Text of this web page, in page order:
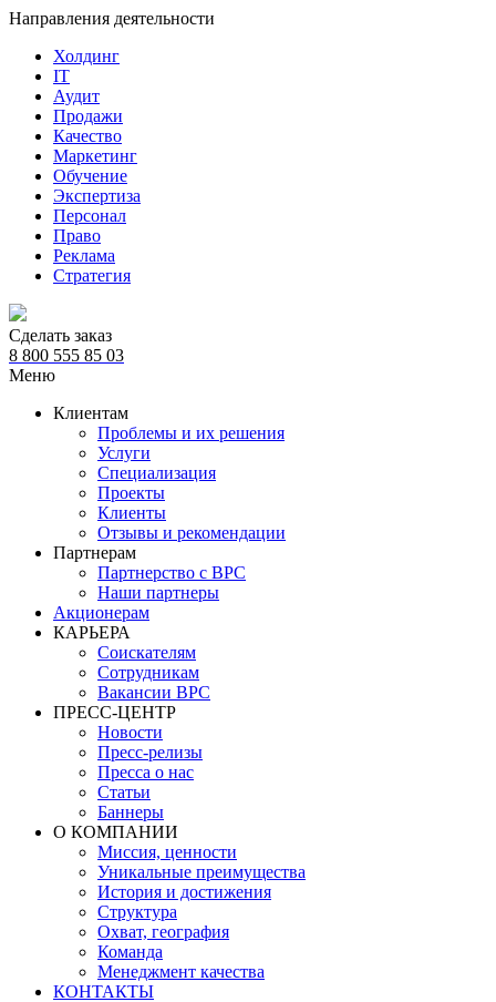
Направления деятельности
Холдинг
IT
Аудит
Продажи
Качество
Маркетинг
Обучение
Экспертиза
Персонал
Право
Реклама
Стратегия
Сделать заказ
8 800 555 85 03
Меню
Клиентам
Проблемы и их решения
Услуги
Специализация
Проекты
Клиенты
Отзывы и рекомендации
Партнерам
Партнерство с BPC
Наши партнеры
Акционерам
КАРЬЕРА
Соискателям
Сотрудникам
Вакансии BPC
ПРЕСС-ЦЕНТР
Новости
Пресс-релизы
Пресса о нас
Статьи
Баннеры
О КОМПАНИИ
Миссия, ценности
Уникальные преимущества
История и достижения
Структура
Охват, география
Команда
Менеджмент качества
КОНТАКТЫ